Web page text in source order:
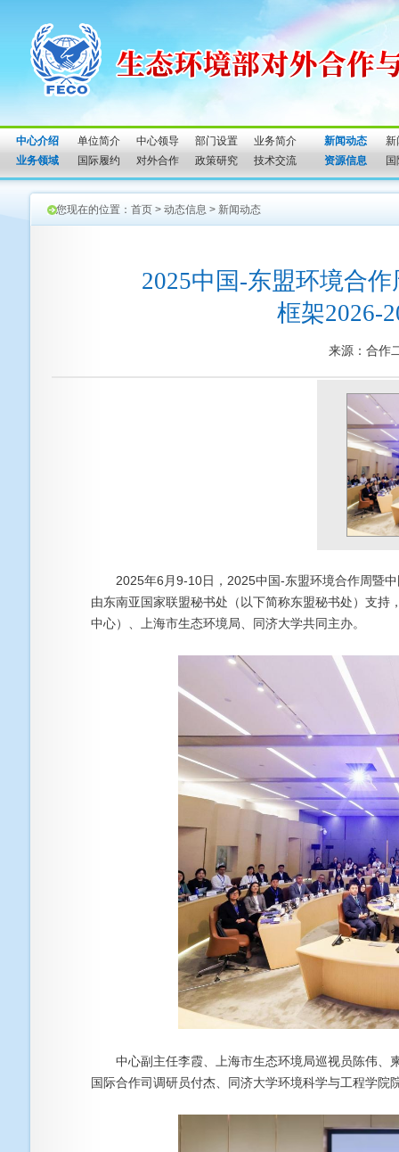
中心介绍 单位简介 中心领导 部门设置
业务简介
业务领域
国际履约 对外合作 政策研究 技术交流
新闻动态
新
资源信息
您现在的位置： 首页 > 动态信息 > 新闻动态
2025中国-东盟环境合
框架2026-
来源：合
2025年6月9-10日，2025中国-东盟环境合作周暨中
由东南亚国家联盟秘书处（以下简称东盟秘书处）支
中心）、上海市生态环境局、同济大学共同主办。
中心副主任李霞、上海市生态环境局巡视员陈伟、
国际合作司调研员付杰、同济大学环境科学与工程学院